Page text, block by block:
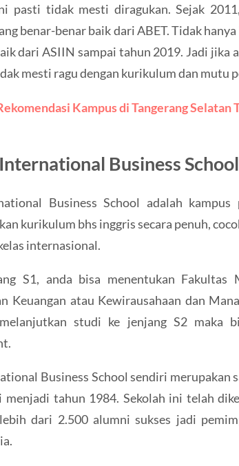
pasti tidak mesti diragukan. Sejak
benar-benar baik dari ABET. Tidak
dari ASIIN sampai tahun 2019. Jadi jika
mesti ragu dengan kurikulum dan mutu
Kampus di Tangerang Selatan
Business School
Business School adalah
kurikulum bhs inggris secara penuh,
internasional.
S1, anda bisa menentukan Fakultas
Keuangan atau Kewirausahaan dan
studi ke jenjang S2 maka
Business School sendiri merupakan
menjadi tahun 1984. Sekolah ini telah
dari 2.500 alumni sukses jadi